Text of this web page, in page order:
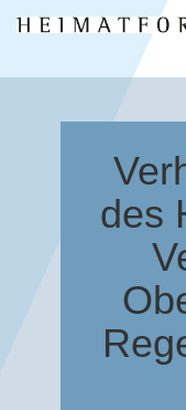
des